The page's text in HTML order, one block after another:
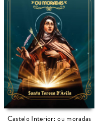
Castelo Interior: ou moradas